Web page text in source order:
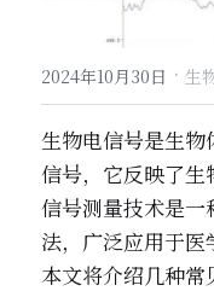
2024年10月30日 · 生
生物电信号是生
信号，它反映了
信号测量技术是
法，广泛应用于医
本文将介绍几种